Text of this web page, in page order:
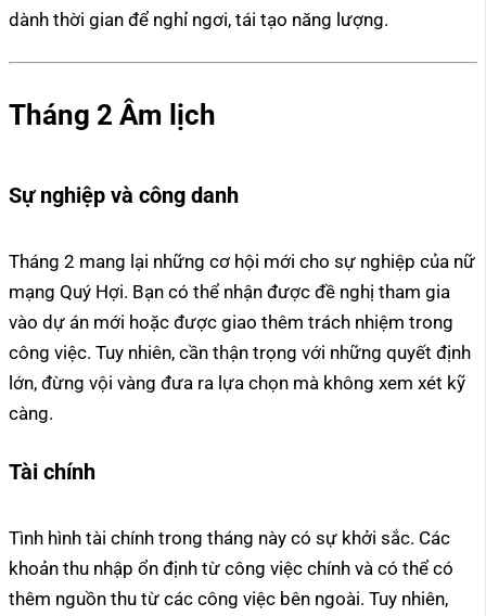
dành thời gian để nghỉ ngơi, tái tạo năng lượng.
Tháng 2 Âm lịch
Sự nghiệp và công danh
Tháng 2 mang lại những cơ hội mới cho sự nghiệp của nữ
mạng Quý Hợi. Bạn có thể nhận được đề nghị tham gia
vào dự án mới hoặc được giao thêm trách nhiệm trong
công việc. Tuy nhiên, cần thận trọng với những quyết định
lớn, đừng vội vàng đưa ra lựa chọn mà không xem xét kỹ
càng.
Tài chính
Tình hình tài chính trong tháng này có sự khởi sắc. Các
khoản thu nhập ổn định từ công việc chính và có thể có
thêm nguồn thu từ các công việc bên ngoài. Tuy nhiên,